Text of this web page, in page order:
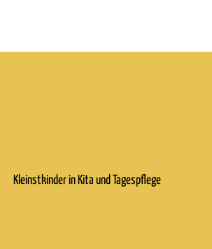
Kleinstkinder in Kita und Tagespflege